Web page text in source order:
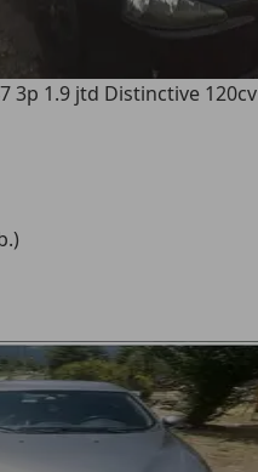
3p 1.9 jtd Distinctive 120cv